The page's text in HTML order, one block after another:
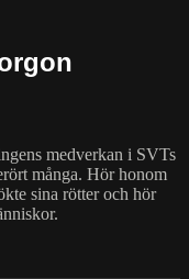
medverkan i SVTs
många. Hör honom
sina rötter och hör